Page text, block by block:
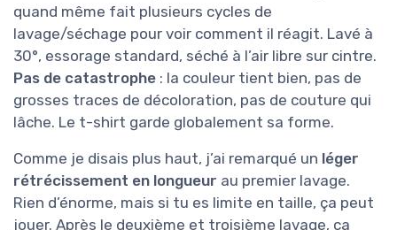
quand même fait plusieurs cycles de
lavage/séchage pour voir comment il réagit. Lavé à
30°, essorage standard, séché à l’air libre sur cintre.
Pas de catastrophe : la couleur tient bien, pas de
grosses traces de décoloration, pas de couture qui
lâche. Le t-shirt garde globalement sa forme.
Comme je disais plus haut, j’ai remarqué un léger
rétrécissement en longueur au premier lavage.
Rien d’énorme, mais si tu es limite en taille, ça peut
jouer. Après le deuxième et troisième lavage, ça